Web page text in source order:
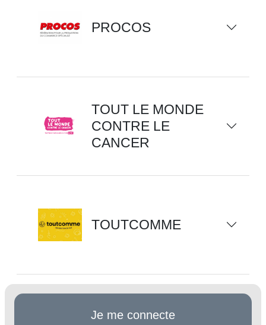
PROCOS
TOUT LE MONDE
CONTRE LE
CANCER
TOUTCOMME
Je me connecte